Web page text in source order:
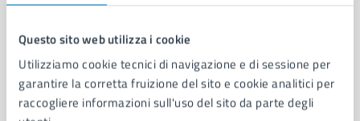
Questo sito web utilizza i cookie
Utilizziamo cookie tecnici di navigazione e di sessione per
garantire la corretta fruizione del sito e cookie analitici per
raccogliere informazioni sull'uso del sito da parte degli
Organi di governo
Municipalità
Uffici
Enti e fondazioni
Politici